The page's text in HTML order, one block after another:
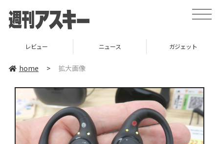
toggle
レビュー ニュース ガジェット
home > 拡大画像